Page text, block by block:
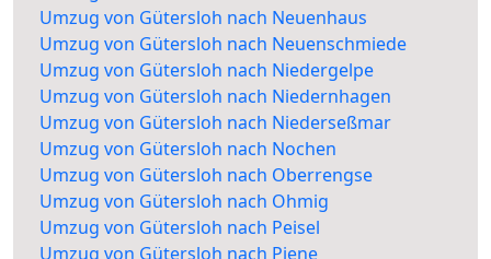
Umzug von Gütersloh nach Neuenhaus
Umzug von Gütersloh nach Neuenschmiede
Umzug von Gütersloh nach Niedergelpe
Umzug von Gütersloh nach Niedernhagen
Umzug von Gütersloh nach Niederseßmar
Umzug von Gütersloh nach Nochen
Umzug von Gütersloh nach Oberrengse
Umzug von Gütersloh nach Ohmig
Umzug von Gütersloh nach Peisel
Umzug von Gütersloh nach Piene